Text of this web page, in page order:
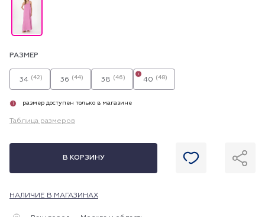
РАЗМЕР
34 (42) 36 (44) 38 (46) 40 (48)
i
i размер доступен только в магазине
Таблица размеров
В КОРЗИНУ
НАЛИЧИЕ В МАГАЗИНАХ